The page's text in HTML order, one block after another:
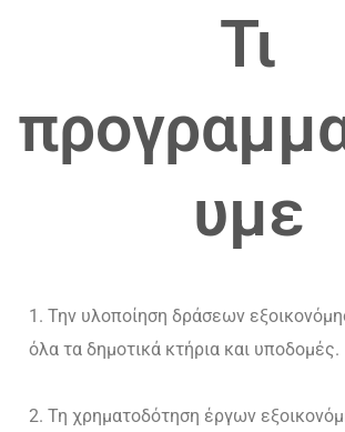
Τι
υμε
Την υλοποίηση δράσεων
όλα τα δημοτικά κτήρια και υποδομές.
Τη χρηματοδότηση έργων